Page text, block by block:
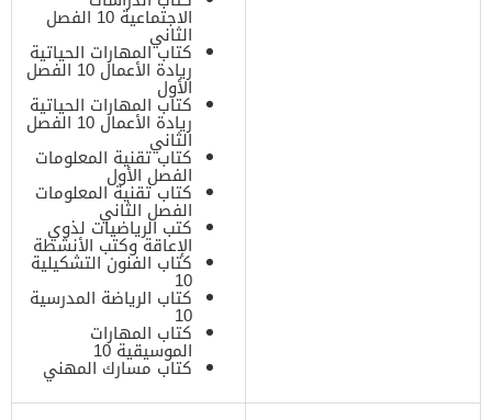
الاجتماعية 10 الفصل
الثاني
كتاب المهارات الحياتية
ريادة الأعمال 10 الفصل
الأول
كتاب المهارات الحياتية
ريادة الأعمال 10 الفصل
الثاني
كتاب تقنية المعلومات
الفصل الأول
كتاب تقنية المعلومات
الفصل الثاني
كتب الرياضيات لذوي
الإعاقة وكتب الأنشطة
كتاب الفنون التشكيلية
10
كتاب الرياضة المدرسية
10
كتاب المهارات
الموسيقية 10
كتاب مسارك المهني